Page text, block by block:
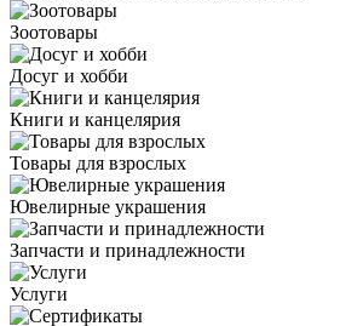
Зоотовары
Досуг и хобби
Книги и канцелярия
Товары для взрослых
Ювелирные украшения
Запчасти и принадлежности
Услуги